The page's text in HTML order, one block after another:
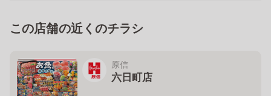
この店舗の近くのチラシ
原信
六日町店